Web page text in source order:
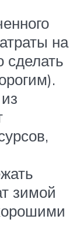
на
сделать
зимой